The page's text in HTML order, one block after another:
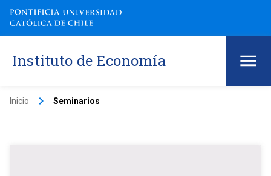
Instituto de Economía
Inicio keyboard_arrow_right Seminarios